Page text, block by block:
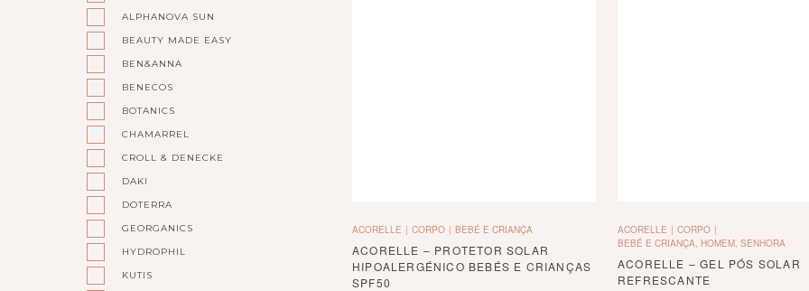
ALPHANOVA SUN
BEAUTY MADE EASY
BEN&ANNA
BENECOS
BOTANICS
CHAMARREL
CROLL & DENECKE
DAKI
DOTERRA
GEORGANICS
HYDROPHIL
KUTIS
ACORELLE CORPO BEBÉ E CRIANÇA
ACORELLE – PROTETOR SOLAR
HIPOALERGÉNICO BEBÉS E CRIANÇAS
SPF50
ACORELLE
CORPO
BEBÉ E CRIANÇA, HOMEM, SENHORA
ACORELLE – GEL PÓS SOLAR
REFRESCANTE